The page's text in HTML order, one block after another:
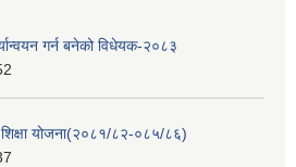
गर्न बनेको विधेयक-२०८३
शिक्षा योजना(२०८१/८२-०८५/८६)